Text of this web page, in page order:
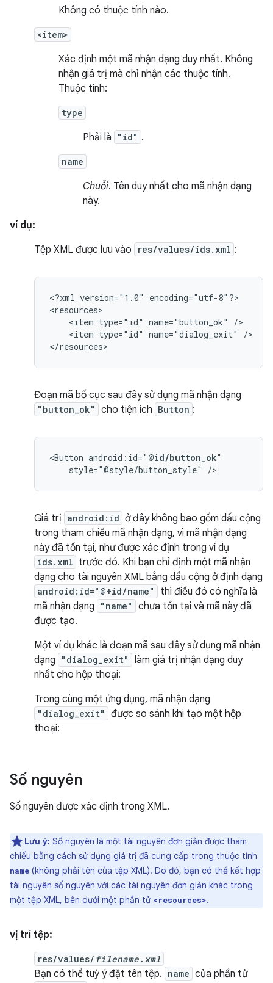
Không có thuộc tính nào.
<item>
Xác định một mã nhận dạng duy nhất. Không
nhận giá trị mà chỉ nhận các thuộc tính.
Thuộc tính:
type
Phải là "id" .
name
Chuỗi. Tên duy nhất cho mã nhận dạng
này.
ví dụ:
Tệp XML được lưu vào
res/values/ids.xml :
<?xml version="1.0"
encoding="utf-8"?>
<item type="id" name="button_ok"
<item type="id" name="dialog_exit"
/>
</resources>
Đoạn mã bố cục sau đây sử dụng mã nhận dạng
"button_ok" cho tiện ích Button :
<Button android:id=" @id/button_ok
style="@style/button_style"
/>
Giá trị android:id ở đây không bao gồm dấu cộng
trong tham chiếu mã nhận dạng, vì mã nhận dạng
này đã tồn tại, như được xác định trong ví dụ
ids.xml trước đó. Khi bạn chỉ định một mã nhận
dạng cho tài nguyên XML bằng dấu cộng ở định dạng
android:id="@+id/name"
thì điều đó có nghĩa là
mã nhận dạng
"name"
chưa tồn tại và mã này đã
được tạo.
Một ví dụ khác là đoạn mã sau đây sử dụng mã nhận
dạng
"dialog_exit"
làm giá trị nhận dạng duy
nhất cho hộp thoại:
Trong cùng một ứng dụng, mã nhận dạng
"dialog_exit"
được so sánh khi tạo một hộp
thoại:
Số nguyên
Số nguyên được xác định trong XML.
Lưu ý: Số nguyên là một tài nguyên đơn giản được tham
chiếu bằng cách sử dụng giá trị đã cung cấp trong thuộc tính
name (không phải tên của tệp XML). Do đó, bạn có thể kết hợp
tài nguyên số nguyên với các tài nguyên đơn giản khác trong
một tệp XML, bên dưới một phần tử <resources>.
vị trí tệp:
res/values/ filename.xml
Bạn có thể tuỳ ý đặt tên tệp. name của phần tử